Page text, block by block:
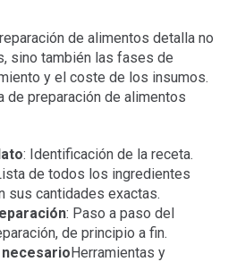
de alimentos detalla no
sino también las fases de
y el coste de los insumos.
de preparación de alimentos
: Identificación de la receta.
de todos los ingredientes
sus cantidades exactas.
: Paso a paso del
de principio a fin.
necesarioHerramientas y